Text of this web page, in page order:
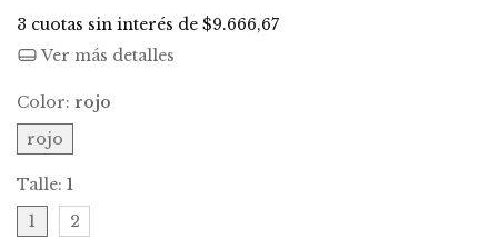
3 cuotas sin interés de $9.666,67
Ver más detalles
Color: rojo
rojo
Talle: 1
1
2